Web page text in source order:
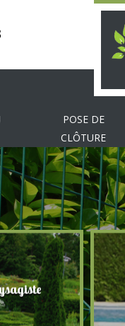
POSE DE
CLÔTURE